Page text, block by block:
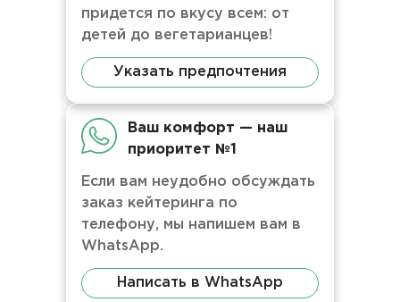
придется по вкусу всем: от
детей до вегетарианцев!
Указать предпочтения
Ваш комфорт — наш
приоритет №1
Если вам неудобно обсуждать
заказ кейтеринга по
телефону, мы напишем вам в
WhatsApp.
Написать в WhatsApp